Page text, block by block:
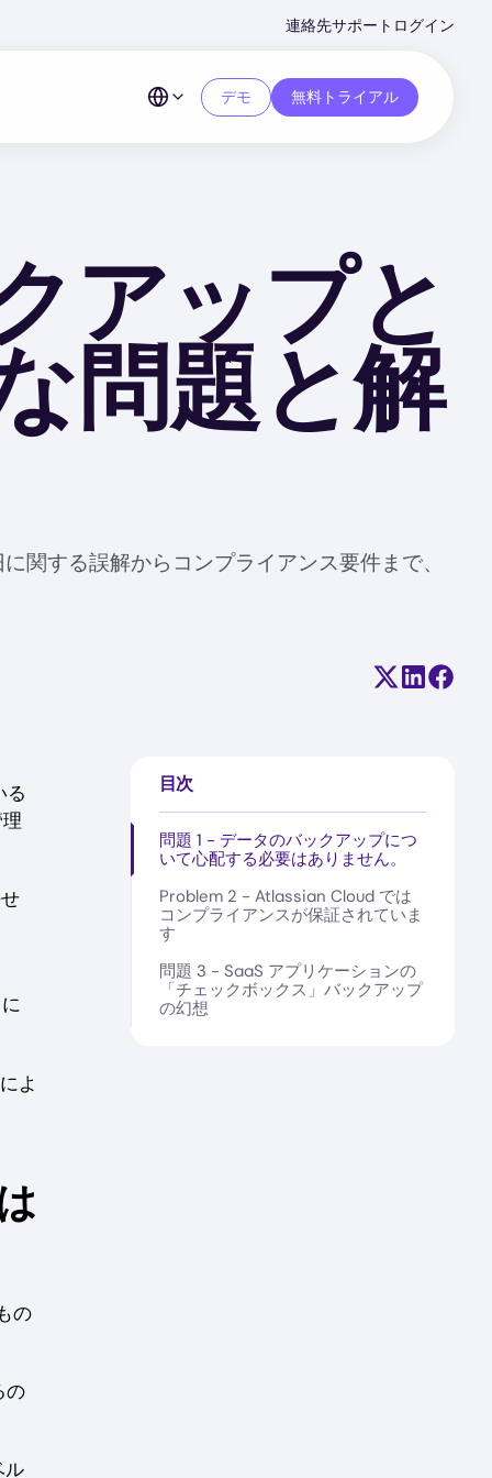
Menu
連絡先サポート ログイン
デモ 無料トライアル
アップと
問題と解
する誤解からコンプライアンス要件まで、
Share on X
Share
る
よ
の
の
ル
目次
問題 1 - データのバックアップにつ
いて心配する必要はありません。
Problem 2 - Atlassian Cloud では
コンプライアンスが保証されていま
す
問題 3 - SaaS アプリケーションの
「チェックボックス」バックアップ
の幻想